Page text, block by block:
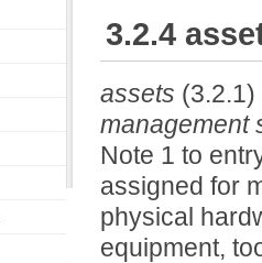
3.2.4
assets
management
Note 1 to
assigned for
physical
equipment,